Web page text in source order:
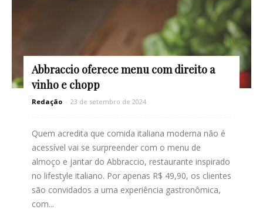
Abbraccio oferece menu com direito a
vinho e chopp
Redação - 23 de setembro de 2024
Quem acredita que comida italiana moderna não é
acessível vai se surpreender com o menu de
almoço e jantar do Abbraccio, restaurante inspirado
no lifestyle italiano. Por apenas R$ 49,90, os clientes
são convidados a uma experiência gastronômica,
com...